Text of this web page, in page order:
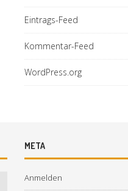
Eintrags-Feed
Kommentar-Feed
WordPress.org
META
Anmelden